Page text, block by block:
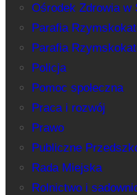
Ośrodek Zdrowia w
Parafia
Parafia
Policja
Pomoc społeczna
Praca i rozwój
Prawo
Publiczne
Rada Miejska
Rolnictwo i